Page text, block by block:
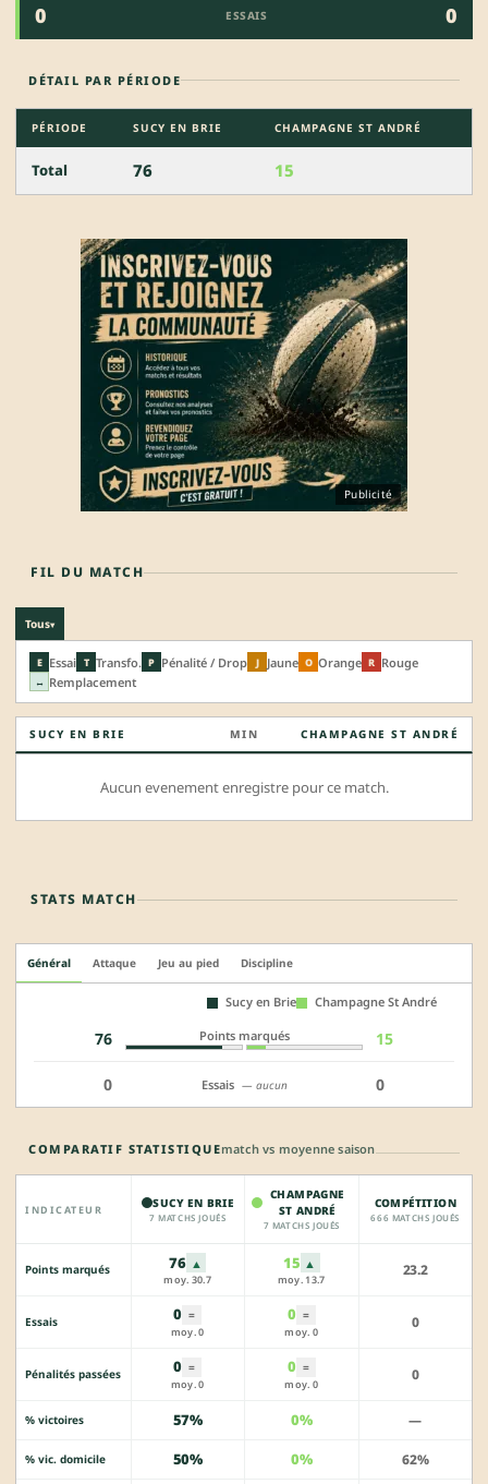
0 ESSAIS 0
DÉTAIL PAR PÉRIODE
PÉRIODE SUCY EN BRIE CHAMPAGNE ST ANDRÉ
Total 76 15
Publicité
FIL DU MATCH
Tous▾
E Essai T Transfo. P Pénalité / Drop J Jaune O Orange R Rouge
↔ Remplacement
SUCY EN BRIE MIN CHAMPAGNE ST ANDRÉ
Aucun evenement enregistre pour ce match.
STATS MATCH
Général Attaque Jeu au pied Discipline
Sucy en Brie Champagne St André
76 Points marqués 15
0 Essais — aucun 0
COMPARATIF STATISTIQUEmatch vs moyenne saison
INDICATEUR SUCY EN BRIE
7 MATCHS JOUÉS
CHAMPAGNE
ST ANDRÉ
7 MATCHS JOUÉS
COMPÉTITION
666 MATCHS JOUÉS
Points marqués 76 ▲
moy. 30.7
15 ▲
moy. 13.7
23.2
Essais 0 =
moy. 0
0 =
moy. 0
0
Pénalités passées 0 =
moy. 0
0 =
moy. 0
0
% victoires 57% 0% —
% vic. domicile 50% 0% 62%